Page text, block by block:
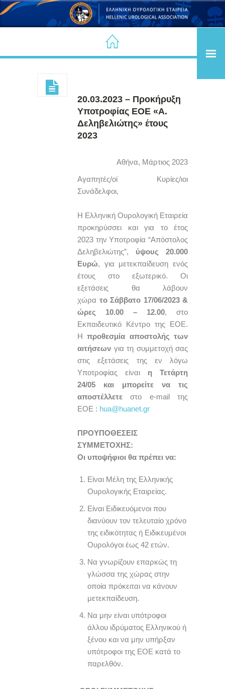
20.03.2023 – Προκήρυξη
Υποτροφίας ΕΟΕ «Α.
Δεληβελιώτης» έτους
2023
Αθήνα, Μάρτιος 2023
Αγαπητές/οί Κυρίες/ιοι
Συνάδελφοι,
Η Ελληνική Ουρολογική Εταιρεία
προκηρύσσει και για το έτος
2023 την Υποτροφία “Απόστολος
Δεληβελιώτης”, ύψους 20.000
Ευρώ, για μετεκπαίδευση ενός
έτους στο εξωτερικό. Οι
εξετάσεις θα λάβουν
χώρα το Σάββατο 17/06/2023 &
ώρες 10.00 – 12.00, στo
Εκπαιδευτικό Κέντρο της ΕΟΕ.
Ηπροθεσμία αποστολής των
αιτήσεων για τη συμμετοχή σας
στις εξετάσεις της εν λόγω
Υποτροφίας είναι η Τετάρτη
24/05 και μπορείτε να τις
αποστέλλετε στο e-mail της
ΕΟΕ : hua@huanet.gr
ΠΡΟΥΠΟΘΕΣΕΙΣ
ΣΥΜΜΕΤΟΧΗΣ:
Οι υποψήφιοι θα πρέπει να:
Είναι Μέλη της Ελληνικής
Ουρολογικής Εταιρείας.
Είναι Ειδικευόμενοι που
διανύουν τον τελευταίο χρόνο
της ειδικότητας ή Ειδικευμένοι
Ουρολόγοι έως 42 ετών.
Να γνωρίζουν επαρκώς τη
γλώσσα της χώρας στην
οποία πρόκειται να κάνουν
μετεκπαίδευση.
Να μην είναι υπότροφοι
άλλου ιδρύματος Ελληνικού ή
ξένου και να μην υπήρξαν
υπότροφοι της ΕΟΕ κατά το
παρελθόν.